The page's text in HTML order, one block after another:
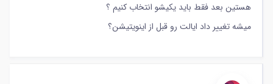
هستین بعد فقط باید یکیشو انتخاب کنیم ؟
میشه تغییر داد ایالت رو قبل از اینویتیشن؟